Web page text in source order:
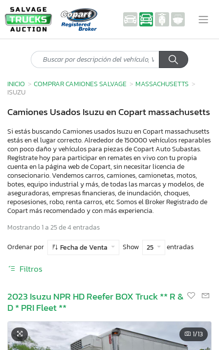
INICIO COMPRAR CAMIONES SALVAGE
MASSACHUSETTS
ISUZU
Camiones Usados Isuzu en Copart massachusetts
Si estás buscando Camiones usados Isuzu en Copart massachusetts
estás en el lugar correcto. Alrededor de 150000 vehículos reparables
con poco daño y vehículos para piezas de Copart Auto Subastas.
Regístrate hoy para participar en remates en vivo con tu propia
cuenta en la página web de Copart, sin necesitar licencia de
consecionario. Vendemos carros, camiones, camionetas, motos,
botes, equipo industrial y más, de todas las marcas y modelos, de
aseguradoras, empresas financieras, de inundación, choques,
reposesiones, robo, renta carros, etc. Somos el Broker Registrado de
Copart más recomendado y con más experiencia.
Mostrando 1 a 25 de 4 entradas
Ordenar por
Fecha de Venta Show 25 entradas
Filtros
2023 Isuzu NPR HD Reefer BOX Truck ** R &
D * PRI Fleet **
1/13